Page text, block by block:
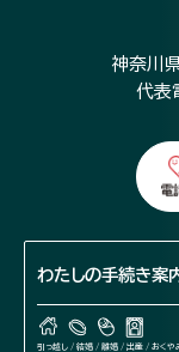
神奈川
代表
わたしの手続き案
引っ越し / 結婚 / 離婚 / 出産 / おくや